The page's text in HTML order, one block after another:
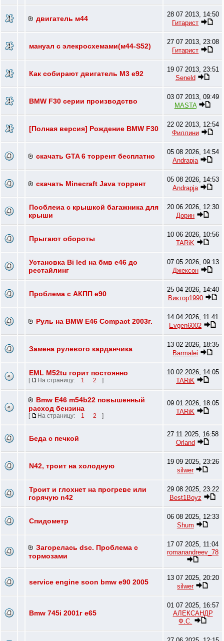
двигатель м44
28 07 2013, 14:50
Гитарист
мануал с элекросхемами(м44-S52)
27 07 2013, 23:08
Гитарист
Как собирают двигатель М3 е92
19 07 2013, 23:51
Seneld
BMW F30 серии производство
03 07 2013, 09:49
MASTA
[Полная версия] Рождение BMW F30
22 02 2013, 12:54
Филлини
скачать GTA 6 торрент бесплатно
05 08 2026, 14:54
Andrapja
скачать Minecraft Java торрент
05 08 2026, 14:53
Andrapja
Пооблеиа с крышкой багажника для
крыши
20 06 2026, 12:30
Дорин
Прыгают обороты
10 06 2026, 10:56
TARiK
Установка Bi led на бмв е46 до
рестайлинг
07 05 2026, 09:13
Джексон
Проблема с АКПП e90
25 04 2026, 14:40
Виктор1990
Руль на BMW E46 Compact 2003г.
14 04 2026, 11:41
Evgen6002
Замена рулевого карданчика
13 02 2026, 18:35
Barmalei
EML M52tu горит постоянно
[ На страницу: 1 2 ]
10 02 2026, 14:05
TARiK
Bmw E46 m54b22 повышенный
расход бензина
[ На страницу: 1 2 ]
09 01 2026, 18:05
TARiK
Беда с печкой
27 11 2025, 16:58
Orland
N42, троит на холодную
19 09 2025, 23:26
silwer
Троит и глохнет на прогреве или
горячую n42
29 08 2025, 23:22
Best1Boyz
Спидометр
06 08 2025, 12:33
Shum
Загорелась dsc. Проблема с
тормозами
17 07 2025, 11:04
romanandreev_78
service engine soon bmw e90 2005
13 07 2025, 20:20
silwer
Bmw 745i 2001г e65
01 07 2025, 16:57
АЛЕКСАНДР
Ф.С.